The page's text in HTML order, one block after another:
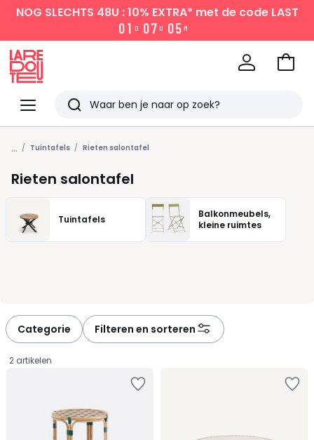
NOG SLECHTS 48U : 10% EXTRA* met de code LAST
01 D 07 U 05 M
Menu
Redoute
Zoeken
Laatst
bekeken
Naar
... Tuintafels Rieten salontafel
Rieten salontafel
Tuintafels
Balkonmeubels,
kleine ruimtes
Categorie Filteren en sorteren
2 artikelen